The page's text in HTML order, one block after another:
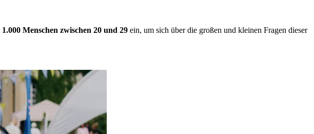
1.000 Menschen zwischen 20 und 29 ein, um sich über die großen und kleinen Fragen dieser